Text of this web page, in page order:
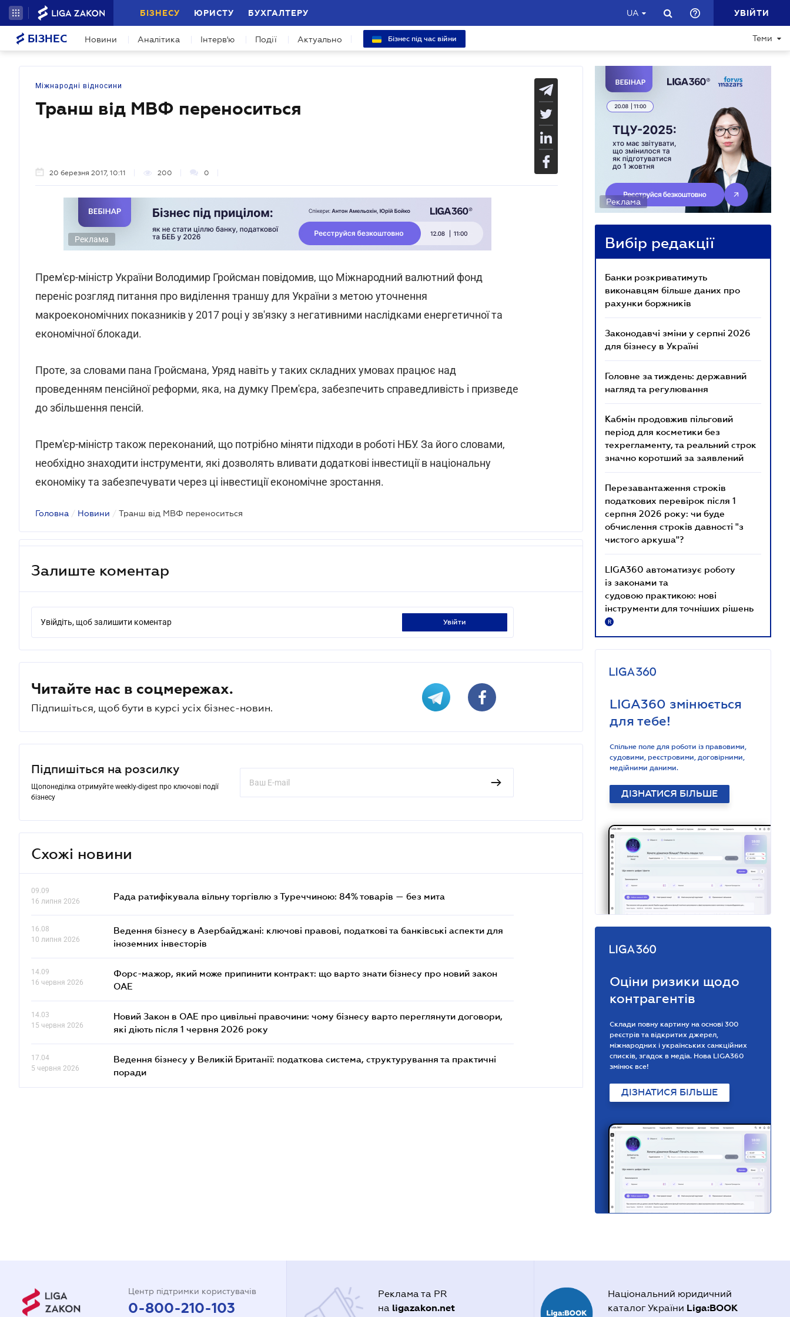
БІЗНЕСУ ЮРИСТУ БУХГАЛТЕРУ UA УВІЙТИ
БІЗНЕС Новини Аналітика Інтерв'ю Події Актуально Бізнес під час війни Теми
Міжнародні відносини
Транш від МВФ переноситься
20 березня 2017, 10:11 200 0
Реклама
Прем'єр-міністр України Володимир Гройсман повідомив, що Міжнародний валютний фонд
переніс розгляд питання про виділення траншу для України з метою уточнення
макроекономічних показників у 2017 році у зв'язку з негативними наслідками енергетичної та
економічної блокади.
Проте, за словами пана Гройсмана, Уряд навіть у таких складних умовах працює над
проведенням пенсійної реформи, яка, на думку Прем'єра, забезпечить справедливість і призведе
до збільшення пенсій.
Прем'єр-міністр також переконаний, що потрібно міняти підходи в роботі НБУ. За його словами,
необхідно знаходити інструменти, які дозволять вливати додаткові інвестиції в національну
економіку та забезпечувати через ці інвестиції економічне зростання.
Головна / Новини / Транш від МВФ переноситься
Залиште коментар
Увійдіть, щоб залишити коментар увійти
Читайте нас в соцмережах.
Підпишіться, щоб бути в курсі усіх бізнес-новин.
Підпишіться на розсилку
Щопонеділка отримуйте weekly-digest про ключові події
бізнесу
Схожі новини
09.09
16 липня 2026
Рада ратифікувала вільну торгівлю з Туреччиною: 84% товарів — без мита
16.08
10 липня 2026
Ведення бізнесу в Азербайджані: ключові правові, податкові та банківські аcпекти для
іноземних інвесторів
14.09
16 червня 2026
Форс-мажор, який може припинити контракт: що варто знати бізнесу про новий закон
ОАЕ
14.03
15 червня 2026
Новий Закон в ОАЕ про цивільні правочини: чому бізнесу варто переглянути договори,
які діють після 1 червня 2026 року
17.04
5 червня 2026
Ведення бізнесу у Великій Британії: податкова система, структурування та практичні
поради
Реклама
Вибір редакції
Банки розкриватимуть
виконавцям більше даних про
рахунки боржників
Законодавчі зміни у серпні 2026
для бізнесу в Україні
Головне за тиждень: державний
нагляд та регулювання
Кабмін продовжив пільговий
період для косметики без
техрегламенту, та реальний строк
значно коротший за заявлений
Перезавантаження строків
податкових перевірок після 1
серпня 2026 року: чи буде
обчислення строків давності "з
чистого аркуша"?
LIGA360 автоматизує роботу
із законами та
судовою практикою: нові
інструменти для точніших рішень
R
LIGA360 змінюється
для тебе!
Спільне поле для роботи із правовими,
судовими, реєстровими, договірними,
медійними даними.
ДІЗНАТИСЯ БІЛЬШЕ
Оціни ризики щодо
контрагентів
Склади повну картину на основі 300
реєстрів та відкритих джерел,
міжнародних і українських санкційних
списків, згадок в медіа. Нова LIGA360
змінює все!
ДІЗНАТИСЯ БІЛЬШЕ
Центр підтримки користувачів
0-800-210-103
Реклама та PR
на ligazakon.net
Національний юридичний
каталог України Liga:BOOK